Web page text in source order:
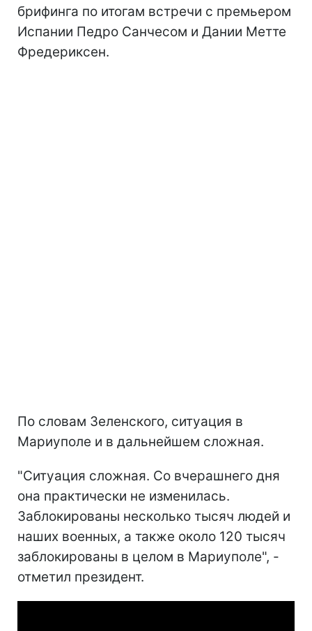
брифинга по итогам встречи с премьером
Испании Педро Санчесом и Дании Метте
Фредериксен.
По словам Зеленского, ситуация в
Мариуполе и в дальнейшем сложная.
"Ситуация сложная. Со вчерашнего дня
она практически не изменилась.
Заблокированы несколько тысяч людей и
наших военных, а также около 120 тысяч
заблокированы в целом в Мариуполе", -
отметил президент.